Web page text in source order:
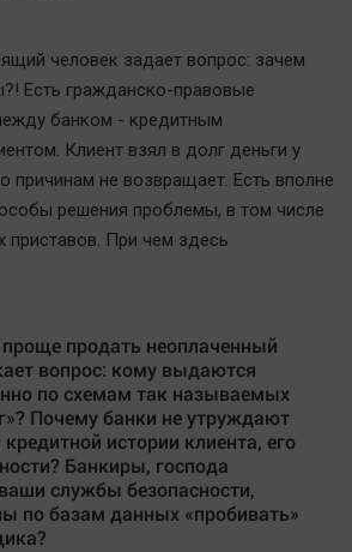
человек задает вопрос: зачем
Есть гражданско-правовые
банком - кредитным
Клиент взял в долг деньги у
причинам не возвращает. Есть вполне
решения проблемы, в том числе
приставов. При чем здесь
продать неоплаченный
вопрос: кому выдаются
по схемам так называемых
Почему банки не утруждают
истории клиента, его
Банкиры, господа
службы безопасности,
по базам данных «пробивать»